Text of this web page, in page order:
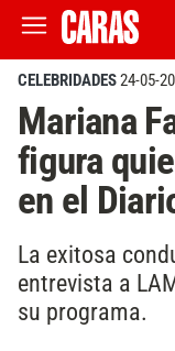
CELEBRIDADES24-05-
Mariana
figura
en el
La exitosa
entrevista a
su programa.